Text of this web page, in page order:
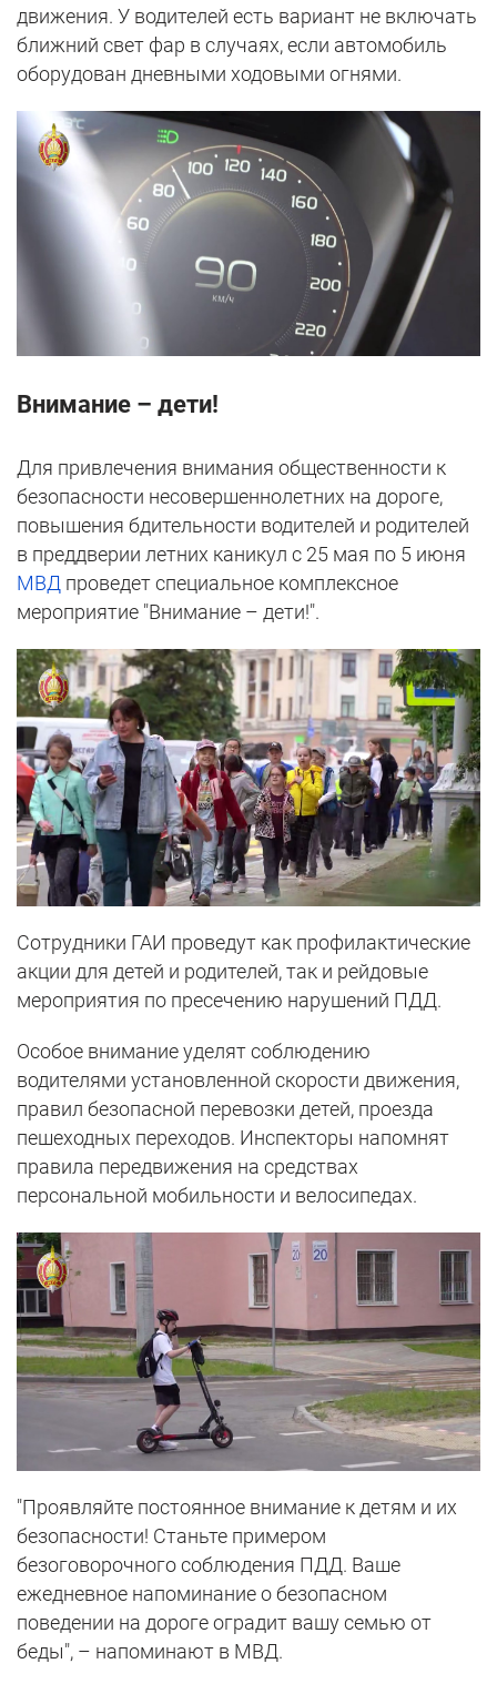
движения. У водителей есть вариант не включать
ближний свет фар в случаях, если автомобиль
оборудован дневными ходовыми огнями.
Внимание – дети!
Для привлечения внимания общественности к
безопасности несовершеннолетних на дороге,
повышения бдительности водителей и родителей
в преддверии летних каникул с 25 мая по 5 июня
МВД проведет специальное комплексное
мероприятие "Внимание – дети!".
Сотрудники ГАИ проведут как профилактические
акции для детей и родителей, так и рейдовые
мероприятия по пресечению нарушений ПДД.
Особое внимание уделят соблюдению
водителями установленной скорости движения,
правил безопасной перевозки детей, проезда
пешеходных переходов. Инспекторы напомнят
правила передвижения на средствах
персональной мобильности и велосипедах.
"Проявляйте постоянное внимание к детям и их
безопасности! Станьте примером
безоговорочного соблюдения ПДД. Ваше
ежедневное напоминание о безопасном
поведении на дороге оградит вашу семью от
беды", – напоминают в МВД.